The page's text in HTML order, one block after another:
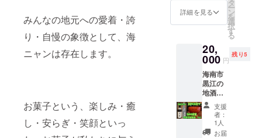
みんなの地元への愛着・誇
り・自慢の象徴として、海
ニャンは存在します。
お菓子という、楽しみ・癒
し・安らぎ・笑顔といっ
まの健
康とご
祈祷を
おこ
なって
出荷い
たしま
す。
野）を
通費込
み）。
それ以
上の地
域は要
相談に
て対応
予定。
伝統的
な自然
食材で
「かん
ぶつ」
につい
て、ま
た健康
につい
ての食
育講座
をおこ
ないま
詳細を見る
タ
ー
ン
を
選
択
す
る
20,
000 円
残り5
海南市
黒江の
地酒
『黒
牛』を
紀州漆
器の杯
支援
者：
1人
お届